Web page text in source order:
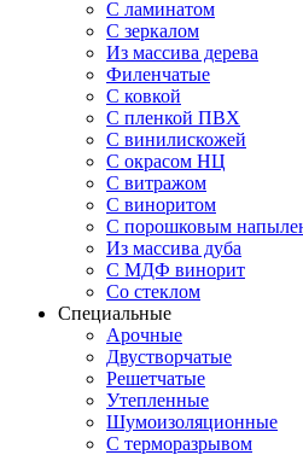
С ламинатом
С зеркалом
Из массива дерева
Филенчатые
С ковкой
С пленкой ПВХ
С винилискожей
С окрасом НЦ
С витражом
С виноритом
С порошковым
Из массива дуба
С МДФ винорит
Со стеклом
Специальные
Арочные
Двустворчатые
Решетчатые
Утепленные
Шумоизоляционные
С терморазрывом